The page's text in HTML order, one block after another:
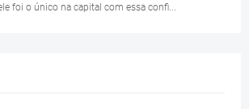
foi o único na capital com essa confi...